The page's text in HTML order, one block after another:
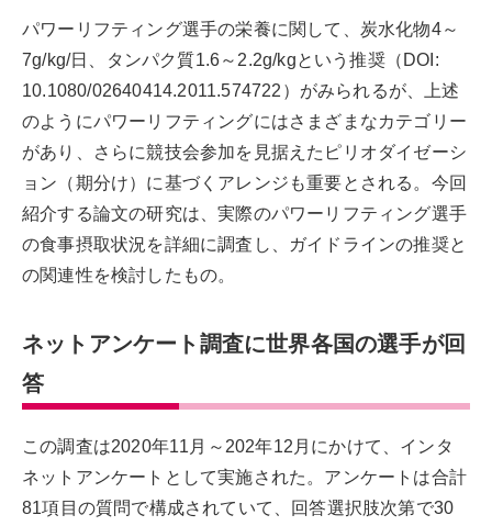
パワーリフティング選手の栄養に関して、炭水化物4～
7g/kg/日、タンパク質1.6～2.2g/kgという推奨（DOI:
10.1080/02640414.2011.574722）がみられるが、上述
のようにパワーリフティングにはさまざまなカテゴリー
があり、さらに競技会参加を見据えたピリオダイゼーシ
ョン（期分け）に基づくアレンジも重要とされる。今回
紹介する論文の研究は、実際のパワーリフティング選手
の食事摂取状況を詳細に調査し、ガイドラインの推奨と
の関連性を検討したもの。
ネットアンケート調査に世界各国の選手が回
答
この調査は2020年11月～202年12月にかけて、インタ
ネットアンケートとして実施された。アンケートは合計
81項目の質問で構成されていて、回答選択肢次第で30